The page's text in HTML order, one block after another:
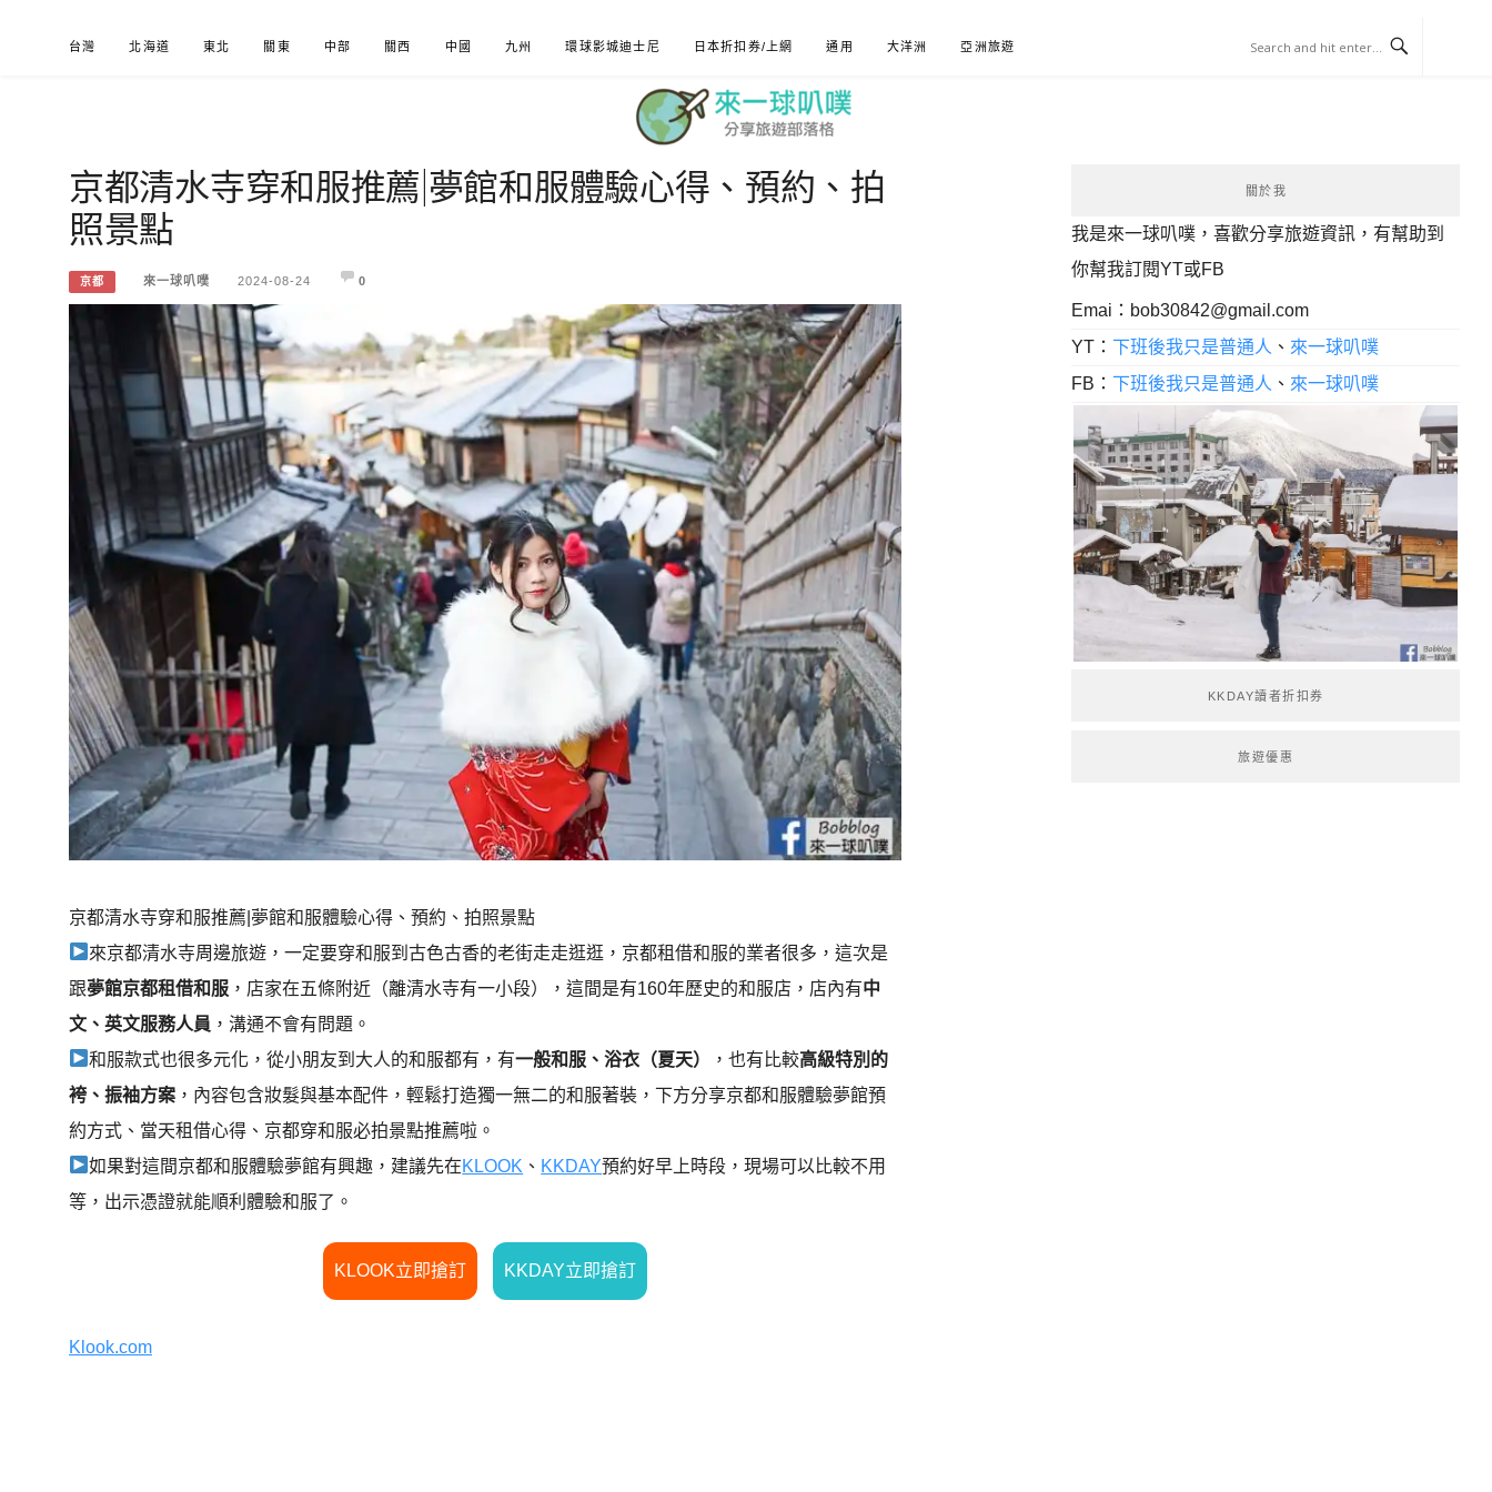
台灣 北海道 東北 關東 中部 關西 中國 九州 環球影城迪士尼 日本折扣券/上網 通用 大洋洲 亞洲旅遊
來一球叭噗
分享日本自助部落格
京都清水寺穿和服推薦|夢館和服體驗心得、預約、拍
照景點
京都 來一球叭噗 2024-08-24 0
京都清水寺穿和服推薦|夢館和服體驗心得、預約、拍照景點
來京都清水寺周邊旅遊，一定要穿和服到古色古香的老街走走逛逛，京都租借和服的業者很多，這次是
跟夢館京都租借和服 ，店家在五條附近（離清水寺有一小段），這間是有160年歷史的和服店，店內有中
文、英文服務人員 ，溝通不會有問題。
和服款式也很多元化，從小朋友到大人的和服都有，有一般和服、浴衣（夏天） ，也有比較高級特別的
袴、振袖方案 ，內容包含妝髮與基本配件，輕鬆打造獨一無二的和服著裝，下方分享京都和服體驗夢館預
約方式、當天租借心得、京都穿和服必拍景點推薦啦。
如果對這間京都和服體驗夢館有興趣，建議先在KLOOK 、 KKDAY預約好早上時段，現場可以比較不用
等，出示憑證就能順利體驗和服了。
KLOOK立即搶訂 KKDAY立即搶訂
Klook.com
關於我
我是來一球叭噗，喜歡分享旅遊資訊，有幫助到
你幫我訂閱YT或FB
Emai： bob30842@gmail.com
YT：下班後我只是普通人 、 來一球叭噗
FB：下班後我只是普通人 、 來一球叭噗
KKDAY讀者折扣券
旅遊優惠